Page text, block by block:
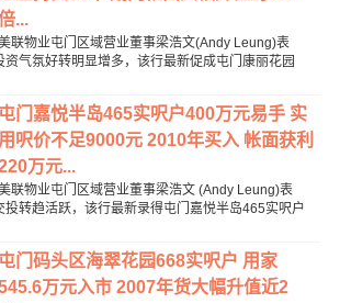
...
联物业屯门区域营业董事梁浩文(Andy Leung)表
气氛好转明显增多，该行最新促成屯门康丽花园
屯门嘉悦半岛465实呎户400万元易手 实
用呎价不足9000元 2010年买入 帐面获利
万元...
联物业屯门区域营业董事梁浩文 (Andy Leung)表
投转趋活跃，该行最新录得屯门嘉悦半岛465实呎户
屯门码头区海翠花园668实呎户 用家
万元入市 2007年货大幅升值近2